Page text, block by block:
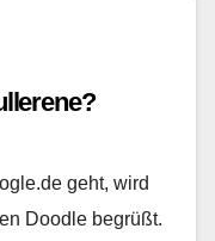
geht, wird
Doodle begrüßt.